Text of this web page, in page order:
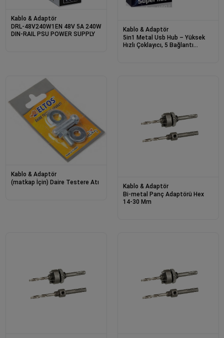
Kablo & Adaptör
DRL-48V240W1EN 48V 5A 240W
DIN-RAIL PSU POWER SUPPLY
Kablo & Adaptör
5in1 Metal Usb Hub – Yüksek
Hızlı Çoklayıcı, 5 Bağlantı
Kablo & Adaptör
(matkap İçin) Daire Testere Atı
Kablo & Adaptör
Bi-metal Panç Adaptörü Hex
14-30 Mm